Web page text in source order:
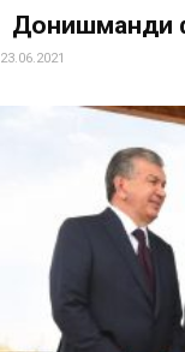
Донишманди
23.06.2021